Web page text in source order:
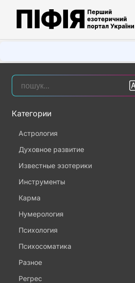
Категории
Астрология
Духовное развитие
Известные эзотерики
Инструменты
Карма
Нумерология
Психология
Психосоматика
Разное
Регрес